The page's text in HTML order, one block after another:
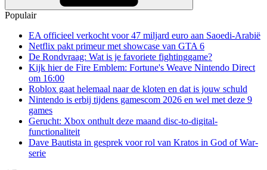
Populair
EA officieel verkocht voor 47 miljard euro aan Saoedi-Arabië
Netflix pakt primeur met showcase van GTA 6
De Rondvraag: Wat is je favoriete fightinggame?
Kijk hier de Fire Emblem: Fortune's Weave Nintendo Direct
om 16:00
Roblox gaat helemaal naar de kloten en dat is jouw schuld
Nintendo is erbij tijdens gamescom 2026 en wel met deze 9
games
Gerucht: Xbox onthult deze maand disc-to-digital-
functionaliteit
Dave Bautista in gesprek voor rol van Kratos in God of War-
serie